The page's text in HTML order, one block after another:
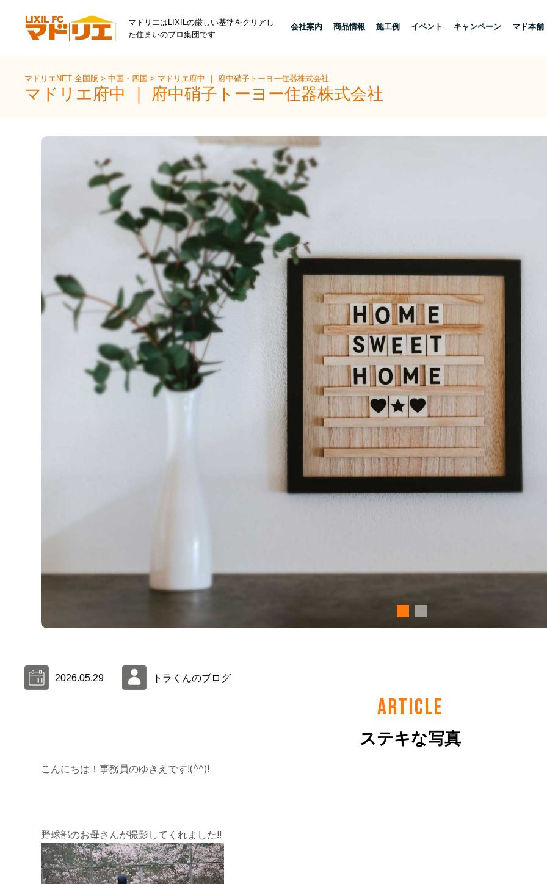
マドリエはLIXILの厳しい基準をクリアし
た住まいのプロ集団です
会社案内 商品情報 施工例 イベント キャンペーン マド本
マドリエNET 全国版>中国・四国> マドリエ府中 ｜ 府中硝子トーヨー住器株式会社
マドリエ府中 ｜ 府中硝子トーヨー住器株式会社
2026.05.29 トラくんのブログ
ARTICLE
ステキな写真